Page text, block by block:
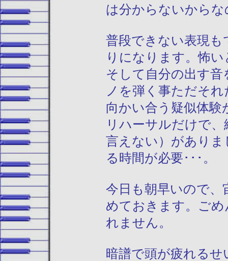
は分からないからな
普段できない表現
りになります。怖
そして自分の出す
ノを弾く事ただそ
向かい合う疑似体
リハーサルだけで
言えない）があり
る時間が必要･･･。
今日も朝早いので
めておきます。ご
れません。
暗譜で頭が疲れる